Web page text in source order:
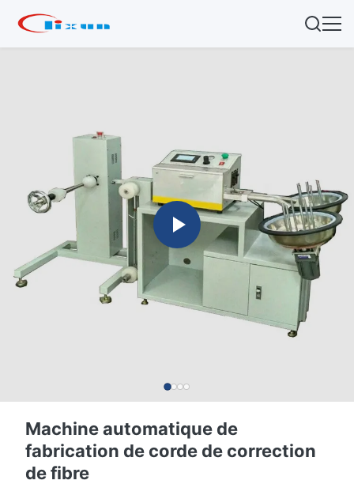
Machine automatique de
fabrication de corde de correction
de fibre